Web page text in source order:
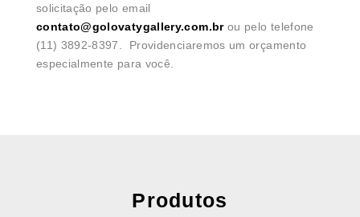
solicitação pelo email
contato@golovatygallery.com.brou pelo telefone
(11) 3892-8397. Providenciaremos um orçamento
especialmente para você.
Produtos